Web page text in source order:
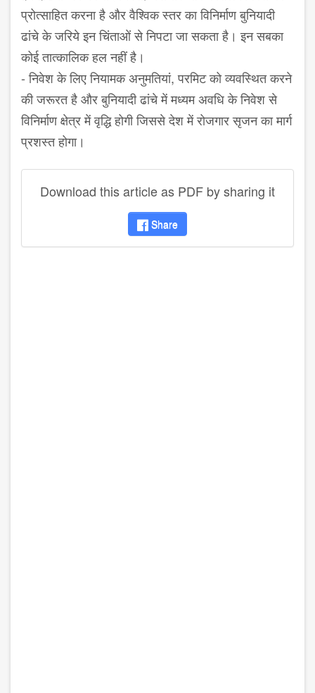
प्रोत्साहित करना है और वैश्विक स्तर का विनिर्माण बुनियादी
ढांचे के जरिये इन चिंताओं से निपटा जा सकता है। इन सबका
कोई तात्कालिक हल नहीं है।
-निवेश के लिए नियामक अनुमतियां,परमिट को व्यवस्थित करने
की जरूरत है और बुनियादी ढांचे में मध्यम अवधि के निवेश से
विनिर्माण क्षेत्र में वृद्धि होगी जिससे देश में रोजगार सृजन का मार्ग
प्रशस्त होगा।
Download this article as PDF by sharing it
Share